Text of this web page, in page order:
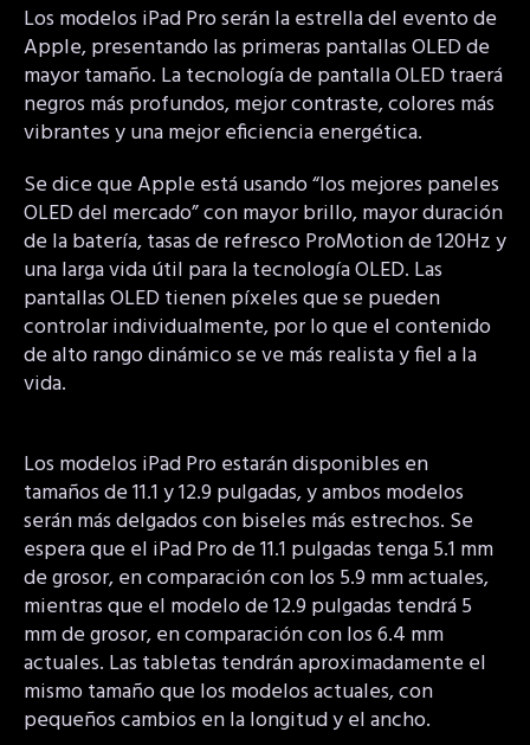
Los modelos iPad Pro serán la estrella del evento de
Apple, presentando las primeras pantallas OLED de
mayor tamaño. La tecnología de pantalla OLED traerá
negros más profundos, mejor contraste, colores más
vibrantes y una mejor eficiencia energética.
Se dice que Apple está usando “los mejores paneles
OLED del mercado” con mayor brillo, mayor duración
de la batería, tasas de refresco ProMotion de 120Hz y
una larga vida útil para la tecnología OLED. Las
pantallas OLED tienen píxeles que se pueden
controlar individualmente, por lo que el contenido
de alto rango dinámico se ve más realista y fiel a la
vida.
Los modelos iPad Pro estarán disponibles en
tamaños de 11.1 y 12.9 pulgadas, y ambos modelos
serán más delgados con biseles más estrechos. Se
espera que el iPad Pro de 11.1 pulgadas tenga 5.1 mm
de grosor, en comparación con los 5.9 mm actuales,
mientras que el modelo de 12.9 pulgadas tendrá 5
mm de grosor, en comparación con los 6.4 mm
actuales. Las tabletas tendrán aproximadamente el
mismo tamaño que los modelos actuales, con
pequeños cambios en la longitud y el ancho.